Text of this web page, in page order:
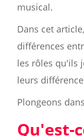
musical.
Dans cet
différences
les rôles qu'ils
leurs
Plongeons
Qu'est-